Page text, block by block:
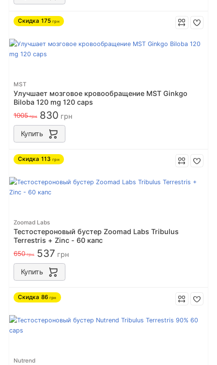
Скидка 175 грн
MST
Улучшает мозговое кровообращение MST Ginkgo
Biloba 120 mg 120 caps
1005грн 830 грн
Купить
Скидка 113 грн
Zoomad Labs
Тестостероновый бустер Zoomad Labs Tribulus
Terrestris + Zinc - 60 капс
650грн 537 грн
Купить
Скидка 86 грн
Nutrend